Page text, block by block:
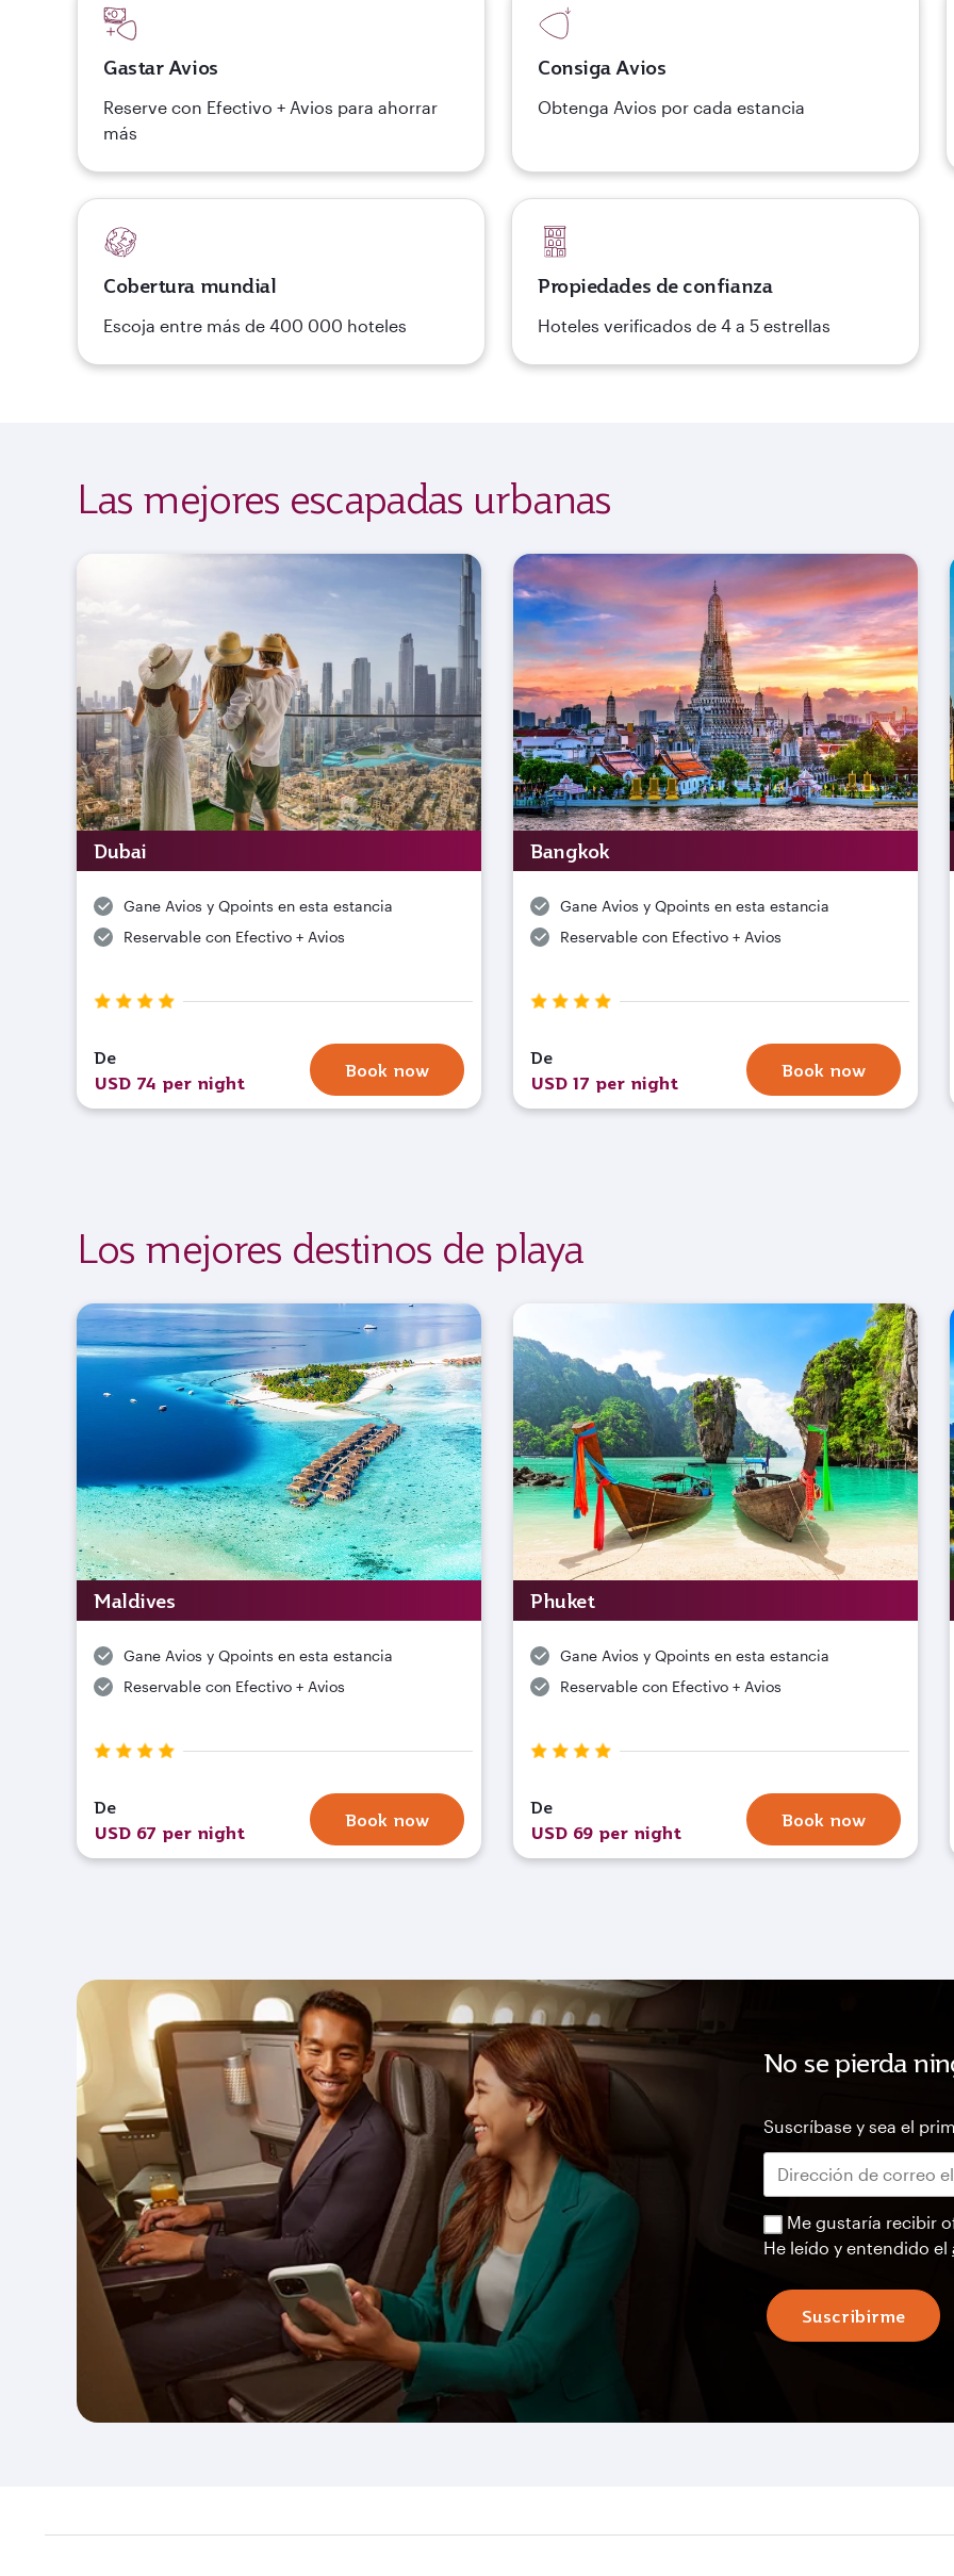
Gastar Avios
Reserve con Efectivo + Avios para ahorrar
más
Consiga Avios
Obtenga Avios por cada estancia
Cobertura mundial
Escoja entre más de 400 000 hoteles
Propiedades de confianza
Hoteles verificados de 4 a 5 estrellas
Las mejores escapadas urbanas
Dubai
Gane Avios y Qpoints en esta estancia
Reservable con Efectivo + Avios
De
USD 74 per night
Book now
Bangkok
Gane Avios y Qpoints en esta estancia
Reservable con Efectivo + Avios
De
USD 17 per night
Book now
Los mejores destinos de playa
Maldives
Gane Avios y Qpoints en esta estancia
Reservable con Efectivo + Avios
De
USD 67 per night
Book now
Phuket
Gane Avios y Qpoints en esta estancia
Reservable con Efectivo + Avios
De
USD 69 per night
Book now
No se pierda
Suscríbase y sea el
Me gustaría recibir
He leído y entendido el
Suscribirme